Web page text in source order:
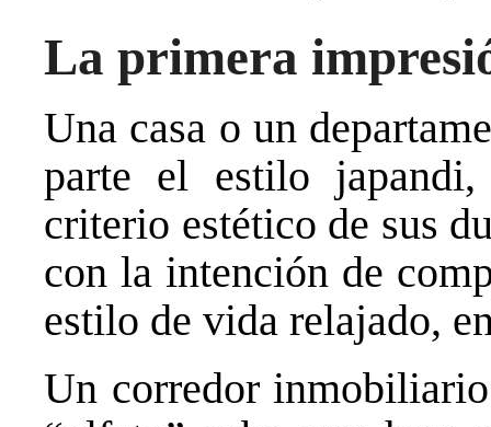
La primera
Una casa o un
parte el estilo
criterio estético de sus
con la intención de
estilo de vida relajado,
Un corredor